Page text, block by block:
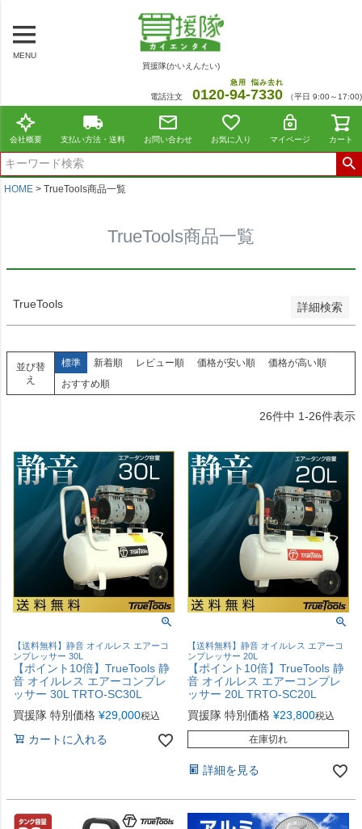
MENU
買援隊(かいえんたい)
電話注文 0120-94
急用
-7330
悩み去れ
（平日 9:00～17:00)
会社概要 支払い方法・送料 お問い合わせ お気に入り マイページ カート
HOME TrueTools商品一覧
TrueTools商品一覧
TrueTools 詳細検索
商品番号/JANコード
在庫なし商品を表示しない
並び順
標準
新着順
価格が安い順
おすすめ順
検索
並び替
え
標準 新着順 レビュー順 価格が安い順
価格が高い順
おすすめ順
26件中 1-26件表示
【送料無料】静音 オイルレス エアーコ
ンプレッサー 30L
【ポイント10倍】TrueTools 静
音 オイルレス エアーコンプレ
ッサー 30L TRTO-SC30L
買援隊 特別価格 ¥29,000税込
カートに入れる
【送料無料】静音 オイルレス エアーコ
ンプレッサー 20L
【ポイント10倍】TrueTools 静
音 オイルレス エアーコンプレ
ッサー 20L TRTO-SC20L
買援隊 特別価格 ¥23,800税込
在庫切れ
詳細を見る